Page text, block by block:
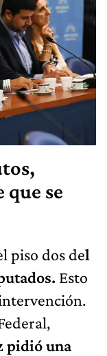
se
piso dos del
Esto
pidió una